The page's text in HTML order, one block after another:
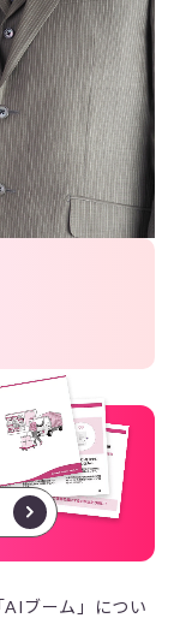
ブーム」につい